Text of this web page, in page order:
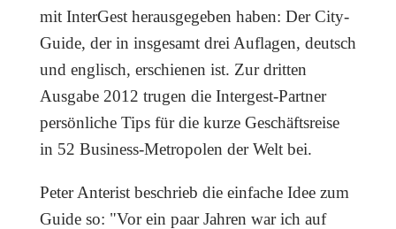
mit InterGest herausgegeben haben: Der City-
Guide, der in insgesamt drei Auflagen, deutsch
und englisch, erschienen ist. Zur dritten
Ausgabe 2012 trugen die Intergest-Partner
persönliche Tips für die kurze Geschäftsreise
in 52 Business-Metropolen der Welt bei.
Peter Anterist beschrieb die einfache Idee zum
Guide so: "Vor ein paar Jahren war ich auf